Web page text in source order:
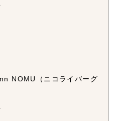
NOMU（ニコライバーグ